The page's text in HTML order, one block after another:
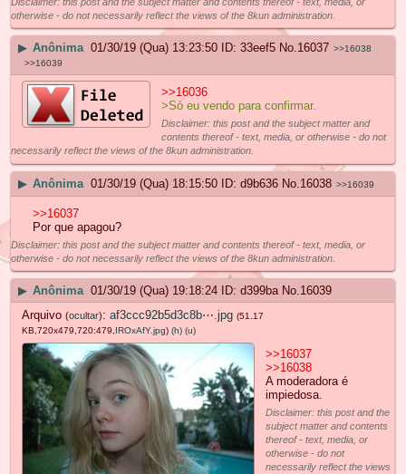
otherwise - do not necessarily reflect the views of the 8kun administration.
▶ Anônima 01/30/19 (Qua) 13:23:50 33eef5 No.16037 >>16038
>>16039
>>16036
>Só eu vendo para confirmar.
Disclaimer: this post and the subject matter and
contents thereof - text, media, or otherwise - do not
necessarily reflect the views of the 8kun administration.
▶ Anônima 01/30/19 (Qua) 18:15:50 d9b636 No. 16038 >>16039
>>16037
Por que apagou?
Disclaimer: this post and the subject matter and contents thereof - text, media, or
otherwise - do not necessarily reflect the views of the 8kun administration.
▶ Anônima 01/30/19 (Qua) 19:18:24 d399ba No.16039
Arquivo (ocultar): af3ccc92b5d3c8b⋯.jpg (51.17
KB,720x479,720:479, IROxAfY.jpg) (h) (u)
>>16037
>>16038
A moderadora é
impiedosa.
Disclaimer: this post and the
subject matter and contents
thereof - text, media, or
otherwise - do not
necessarily reflect the views